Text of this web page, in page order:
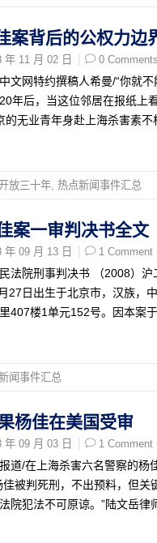
案背后的公权力边
年 11 月 02 日 0 Comments
文网特约撰稿人希曼/“你就
年后，当这位邻居在报纸上
的无业青年身赴上海杀害素
放三十年 热点新闻事件汇总
案一审判决书全文
年 09 月 13 日 1 Comment
法院刑事判决书 （2008）
27日出生于北京市，汉族，
407楼1单元152号。因本案
闻事件汇总
杨佳在美国受审
年 09 月 03 日 1 Comment
道/在上海杀害六名警察的
佳被判死刑，不出预料，但
院犯法不可原谅。”陆文岳